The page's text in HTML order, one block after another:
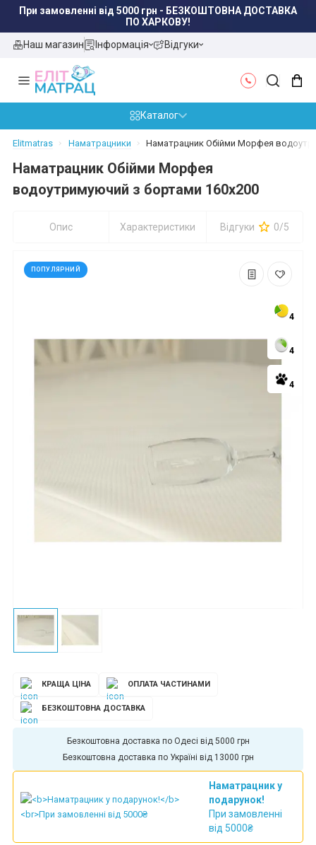
При замовленні від 5000 грн - БЕЗКОШТОВНА ДОСТАВКА
ПО ХАРКОВУ!
Наш магазин
Інформація Відгуки
Каталог
Elitmatras Наматрацники Наматрацник Обійми Морфея
Наматрацник Обійми Морфея
водоутримуючий з бортами 160x200
Опис Характеристики Відгуки 0/5
4
4
4
ПОПУЛЯРНИЙ
КРАЩА ЦІНА ОПЛАТА ЧАСТИНАМИ
БЕЗКОШТОВНА ДОСТАВКА
Безкоштовна доставка по Одесі від 5000 грн
Безкоштовна доставка по Україні від 13000 грн
Наматрацник у
подарунок!
При замовленні
від 5000₴